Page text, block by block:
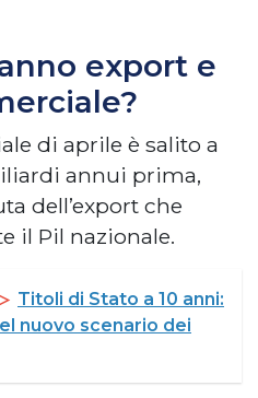
export e
di aprile è salito a
annui prima,
dell’export che
il Pil nazionale.
Titoli di Stato a 10 anni:
nuovo scenario dei